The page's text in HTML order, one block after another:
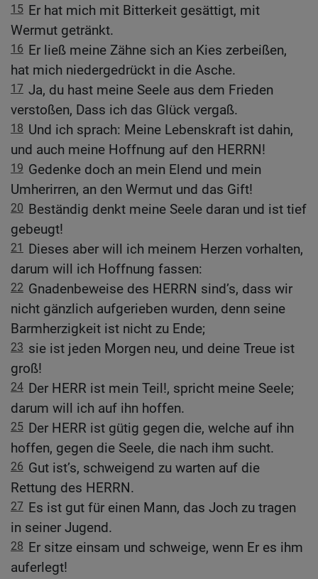
15 Er hat mich mit Bitterkeit gesättigt, mit
Wermut getränkt.
16 Er ließ meine Zähne sich an Kies zerbeißen,
hat mich niedergedrückt in die Asche.
17 Ja, du hast meine Seele aus dem Frieden
verstoßen, Dass ich das Glück vergaß.
18 Und ich sprach: Meine Lebenskraft ist dahin,
und auch meine Hoffnung auf den HERRN!
19 Gedenke doch an mein Elend und mein
Umherirren, an den Wermut und das Gift!
20 Beständig denkt meine Seele daran und ist tief
gebeugt!
21
Dieses aber will ich meinem Herzen vorhalten,
darum will ich Hoffnung fassen:
22 Gnadenbeweise des HERRN sind’s, dass wir
nicht gänzlich aufgerieben wurden, denn seine
Barmherzigkeit ist nicht zu Ende;
23 sie ist jeden Morgen neu, und deine Treue ist
groß!
24 Der HERR ist mein Teil!, spricht meine Seele;
darum will ich auf ihn hoffen.
25 Der HERR ist gütig gegen die, welche auf ihn
hoffen, gegen die Seele, die nach ihm sucht.
26 Gut ist’s, schweigend zu warten auf die
Rettung des HERRN.
27 Es ist gut für einen Mann, das Joch zu tragen
in seiner Jugend.
28 Er sitze einsam und schweige, wenn Er es ihm
auferlegt!